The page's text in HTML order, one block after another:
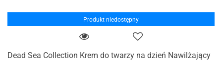
Produkt niedostępny
Dead Sea Collection Krem do twarzy na dzień Nawilżający